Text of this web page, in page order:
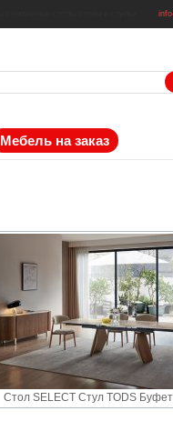
Мебель на заказ
Стол SELECT Стул TODS